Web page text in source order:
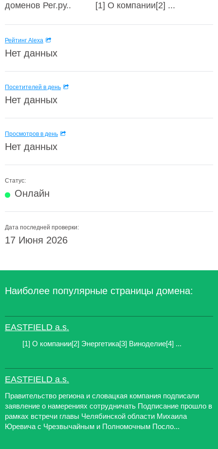
доменов Рег.ру.. [1] О компании[2] ...
Рейтинг Alexa
Нет данных
Посетителей в день
Нет данных
Просмотров в день
Нет данных
Статус:
Онлайн
Дата последней проверки:
17 Июня 2026
Наиболее популярные страницы домена:
EASTFIELD a.s.
[1] О компании[2] Энергетика[3] Виноделие[4] ...
EASTFIELD a.s.
Правительство региона и словацкая компания подписали
заявление о намерениях сотрудничать Подписание прошло в
рамках встречи главы Челябинской области Михаила
Юревича с Чрезвычайным и Полномочным Посло...